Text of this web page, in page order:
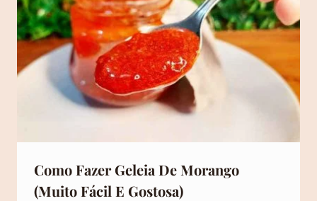
Como Fazer Geleia De Morango
(Muito Fácil E Gostosa)